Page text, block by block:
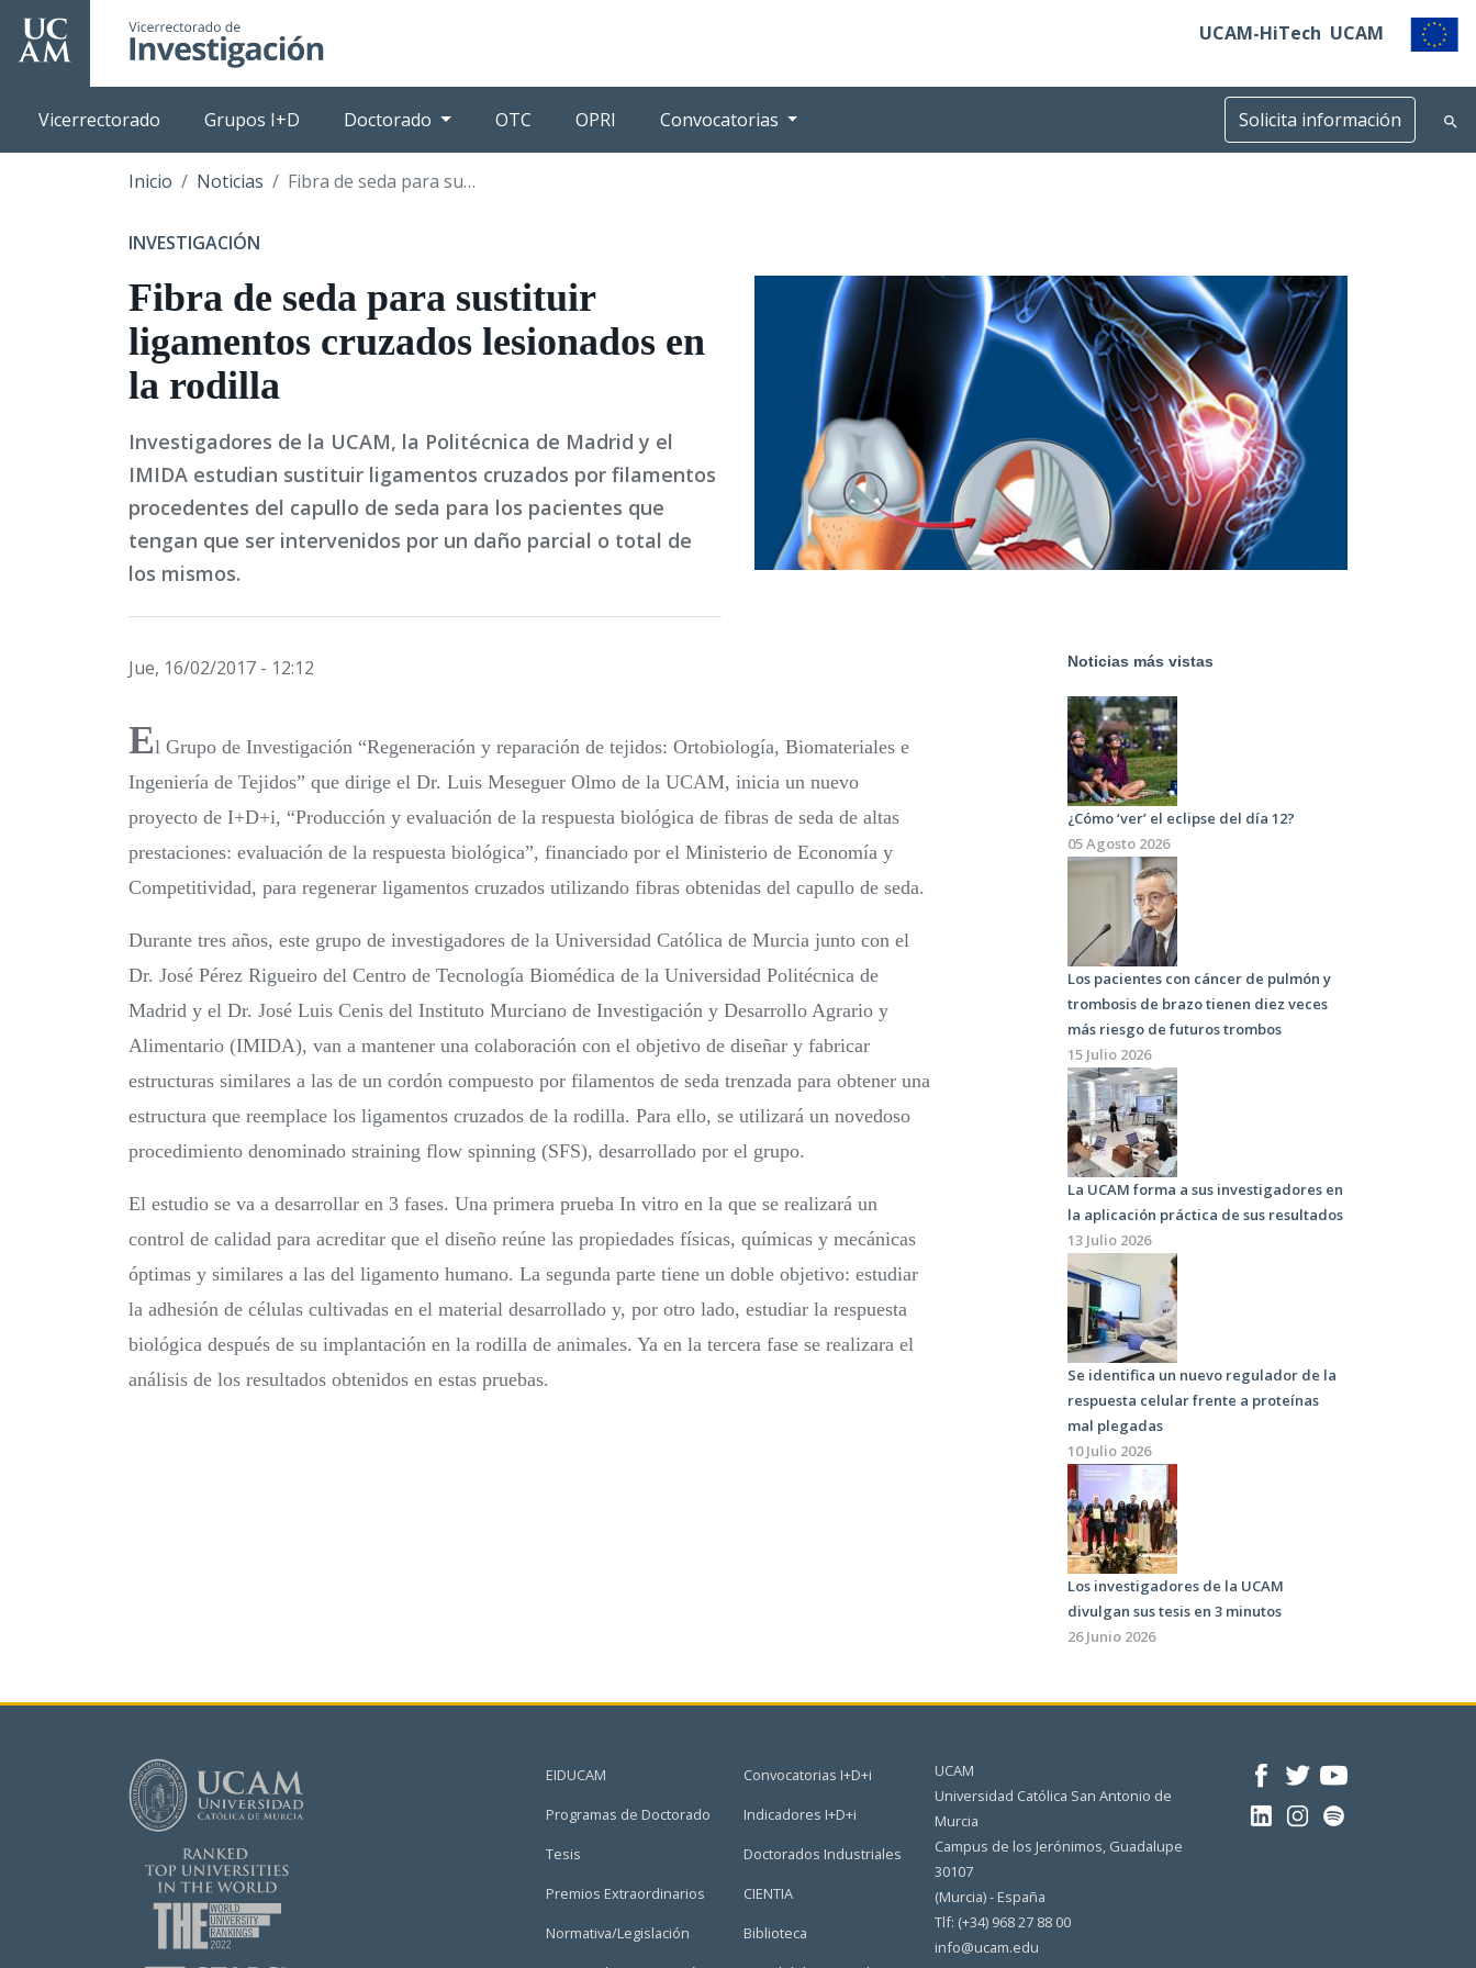
Pasar
principal
UCAM-HiTech UCAM
Vicerrectorado Grupos I+D Doctorado OTC OPRI Convocatorias Solicita información
Inicio Noticias Fibra de seda para sustituir ligamentos cruzados lesionados en la rodilla
INVESTIGACIÓN
Fibra de seda para sustituir
ligamentos cruzados lesionados en
la rodilla
Investigadores de la UCAM, la Politécnica de Madrid y el
IMIDA estudian sustituir ligamentos cruzados por filamentos
procedentes del capullo de seda para los pacientes que
tengan que ser intervenidos por un daño parcial o total de
los mismos.
Jue, 16/02/2017 - 12:12
El Grupo de Investigación “Regeneración y reparación de tejidos: Ortobiología, Biomateriales e
Ingeniería de Tejidos” que dirige el Dr. Luis Meseguer Olmo de la UCAM, inicia un nuevo
proyecto de I+D+i, “Producción y evaluación de la respuesta biológica de fibras de seda de altas
prestaciones: evaluación de la respuesta biológica”, financiado por el Ministerio de Economía y
Competitividad, para regenerar ligamentos cruzados utilizando fibras obtenidas del capullo de seda.
Durante tres años, este grupo de investigadores de la Universidad Católica de Murcia junto con el
Dr. José Pérez Rigueiro del Centro de Tecnología Biomédica de la Universidad Politécnica de
Madrid y el Dr. José Luis Cenis del Instituto Murciano de Investigación y Desarrollo Agrario y
Alimentario (IMIDA), van a mantener una colaboración con el objetivo de diseñar y fabricar
estructuras similares a las de un cordón compuesto por filamentos de seda trenzada para obtener una
estructura que reemplace los ligamentos cruzados de la rodilla. Para ello, se utilizará un novedoso
procedimiento denominado straining flow spinning (SFS), desarrollado por el grupo.
El estudio se va a desarrollar en 3 fases. Una primera prueba In vitro en la que se realizará un
control de calidad para acreditar que el diseño reúne las propiedades físicas, químicas y mecánicas
óptimas y similares a las del ligamento humano. La segunda parte tiene un doble objetivo: estudiar
la adhesión de células cultivadas en el material desarrollado y, por otro lado, estudiar la respuesta
biológica después de su implantación en la rodilla de animales. Ya en la tercera fase se realizara el
análisis de los resultados obtenidos en estas pruebas.
Noticias más vistas
¿Cómo ‘ver’ el eclipse del día 12?
05 Agosto 2026
Los pacientes con cáncer de pulmón y
trombosis de brazo tienen diez veces
más riesgo de futuros trombos
15 Julio 2026
La UCAM forma a sus investigadores en
la aplicación práctica de sus resultados
13 Julio 2026
Se identifica un nuevo regulador de la
respuesta celular frente a proteínas
mal plegadas
10 Julio 2026
Los investigadores de la UCAM
divulgan sus tesis en 3 minutos
26 Junio 2026
EIDUCAM
Programas de Doctorado
Tesis
Premios Extraordinarios
Normativa/Legislación
Convocatorias I+D+i
Indicadores I+D+i
Doctorados Industriales
CIENTIA
Biblioteca
UCAM
Universidad Católica San Antonio de
Murcia
Campus de los Jerónimos, Guadalupe
30107
(Murcia) - España
Tlf: (+34) 968 27 88 00
info@ucam.edu